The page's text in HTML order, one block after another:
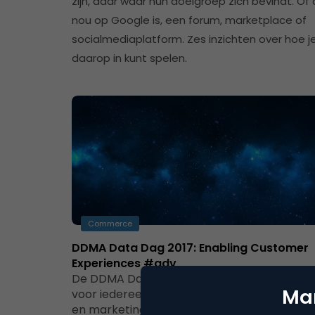
nou op Google is, een forum, marketplace of
socialmediaplatform. Zes inzichten over hoe
daarop in kunt spelen.
Commerce
DDMA Data Dag 2017: Enabling Customer
Experiences #adv
De DDMA Data Dag 2017 is dé jaarlijkse
voor iedereen die zich bezig houdt met data
en marketing. Het…